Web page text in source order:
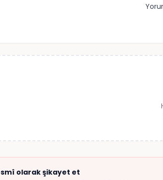
olarak şikayet et